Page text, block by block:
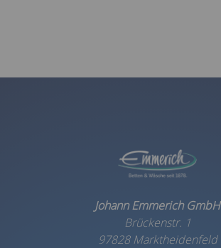
Johann Emmerich GmbH
Brückenstr. 1
97828 Marktheidenfeld